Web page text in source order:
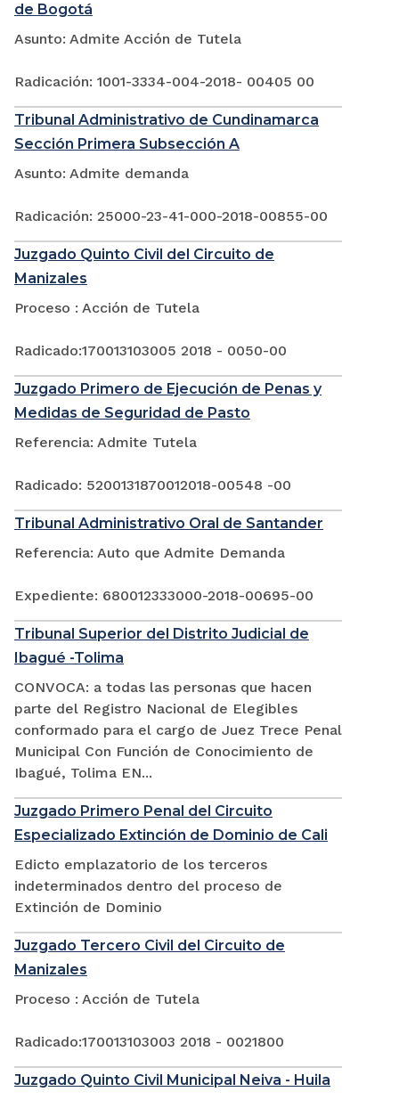
de Bogotá
Asunto: Admite Acción de Tutela
Radicación: 1001-3334-004-2018- 00405 00
Tribunal Administrativo de Cundinamarca
Sección Primera Subsección A
Asunto: Admite demanda
Radicación: 25000-23-41-000-2018-00855-00
Juzgado Quinto Civil del Circuito de
Manizales
Proceso : Acción de Tutela
Radicado:170013103005 2018 - 0050-00
Juzgado Primero de Ejecución de Penas y
Medidas de Seguridad de Pasto
Referencia: Admite Tutela
Radicado: 5200131870012018-00548 -00
Tribunal Administrativo Oral de Santander
Referencia: Auto que Admite Demanda
Expediente: 680012333000-2018-00695-00
Tribunal Superior del Distrito Judicial de
Ibagué -Tolima
CONVOCA: a todas las personas que hacen
parte del Registro Nacional de Elegibles
conformado para el cargo de Juez Trece Penal
Municipal Con Función de Conocimiento de
Ibagué, Tolima EN...
Juzgado Primero Penal del Circuito
Especializado Extinción de Dominio de Cali
Edicto emplazatorio de los terceros
indeterminados dentro del proceso de
Extinción de Dominio
Juzgado Tercero Civil del Circuito de
Manizales
Proceso : Acción de Tutela
Radicado:170013103003 2018 - 0021800
Juzgado Quinto Civil Municipal Neiva - Huila